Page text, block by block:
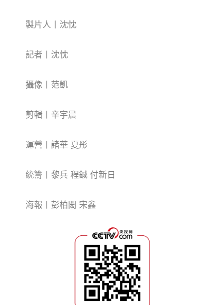
製片人丨沈忱
記者丨沈忱
攝像丨范凱
剪輯丨辛宇晨
運營丨諸華 夏彤
統籌丨黎兵 程鋮 付新日
海報丨彭柏閎 宋鑫